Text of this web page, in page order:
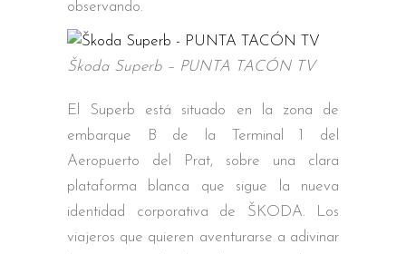
observando.
Škoda Superb – PUNTA TACÓN TV
El Superb está situado en la zona de
embarque B de la Terminal 1 del
Aeropuerto del Prat, sobre una clara
plataforma blanca que sigue la nueva
identidad corporativa de ŠKODA. Los
viajeros que quieren aventurarse a adivinar